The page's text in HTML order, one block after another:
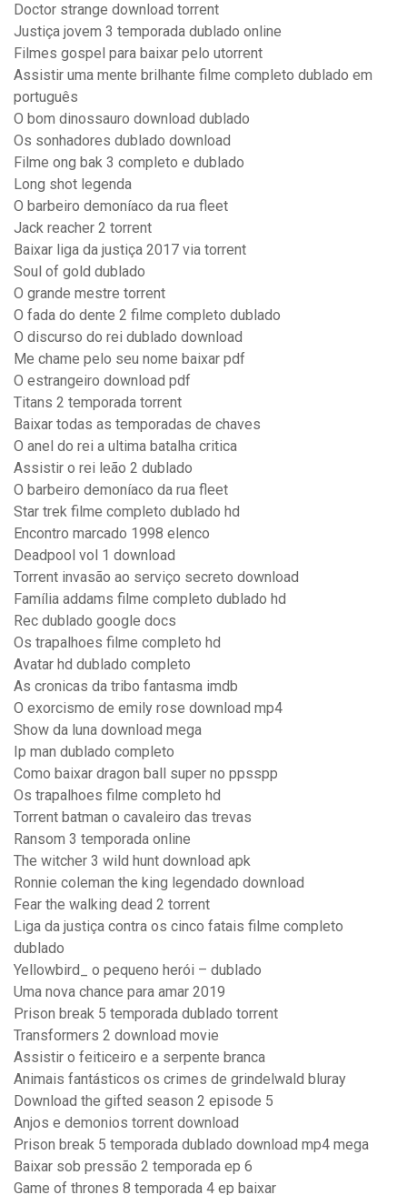
Doctor strange download torrent
Justiça jovem 3 temporada dublado online
Filmes gospel para baixar pelo utorrent
Assistir uma mente brilhante filme completo dublado em
português
O bom dinossauro download dublado
Os sonhadores dublado download
Filme ong bak 3 completo e dublado
Long shot legenda
O barbeiro demoníaco da rua fleet
Jack reacher 2 torrent
Baixar liga da justiça 2017 via torrent
Soul of gold dublado
O grande mestre torrent
O fada do dente 2 filme completo dublado
O discurso do rei dublado download
Me chame pelo seu nome baixar pdf
O estrangeiro download pdf
Titans 2 temporada torrent
Baixar todas as temporadas de chaves
O anel do rei a ultima batalha critica
Assistir o rei leão 2 dublado
O barbeiro demoníaco da rua fleet
Star trek filme completo dublado hd
Encontro marcado 1998 elenco
Deadpool vol 1 download
Torrent invasão ao serviço secreto download
Família addams filme completo dublado hd
Rec dublado google docs
Os trapalhoes filme completo hd
Avatar hd dublado completo
As cronicas da tribo fantasma imdb
O exorcismo de emily rose download mp4
Show da luna download mega
Ip man dublado completo
Como baixar dragon ball super no ppsspp
Os trapalhoes filme completo hd
Torrent batman o cavaleiro das trevas
Ransom 3 temporada online
The witcher 3 wild hunt download apk
Ronnie coleman the king legendado download
Fear the walking dead 2 torrent
Liga da justiça contra os cinco fatais filme completo
dublado
Yellowbird_ o pequeno herói – dublado
Uma nova chance para amar 2019
Prison break 5 temporada dublado torrent
Transformers 2 download movie
Assistir o feiticeiro e a serpente branca
Animais fantásticos os crimes de grindelwald bluray
Download the gifted season 2 episode 5
Anjos e demonios torrent download
Prison break 5 temporada dublado download mp4 mega
Baixar sob pressão 2 temporada ep 6
Game of thrones 8 temporada 4 ep baixar